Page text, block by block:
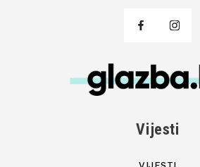
Vijesti